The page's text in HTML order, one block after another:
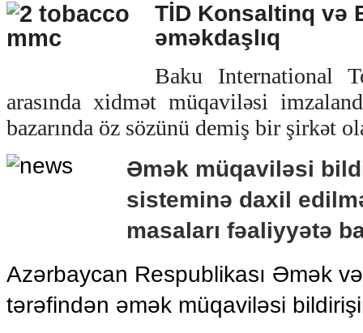
TİD Konsaltinq və
əməkdaşlıq
Baku International
arasında xidmət müqaviləsi
bazarında öz sözünü demiş bir şirkət
Əmək müqaviləsi
sisteminə daxil
masaları fəaliyyətə
Azərbaycan Respublikası Əmək
tərəfindən əmək müqaviləsi